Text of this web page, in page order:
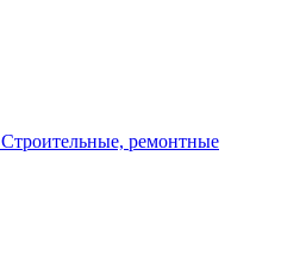
Строительные, ремонтные